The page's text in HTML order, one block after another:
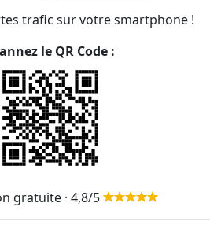
trafic sur votre smartphone !
le QR Code :
gratuite · 4,8/5